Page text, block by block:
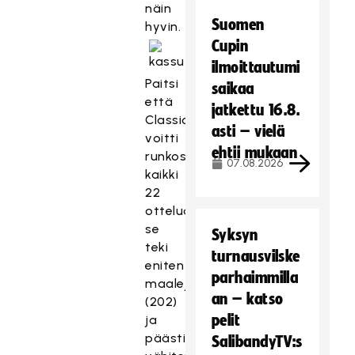
näin
hyvin.
Paitsi
että
Classic
voitti
runkosarjan
kaikki
22
otteluaan,
se
teki
eniten
maaleja
(202)
ja
päästi
Suomen
Cupin
ilmoittautumi
saikaa
jatkettu 16.8.
asti – vielä
ehtii mukaan
07.08.2026
Syksyn
turnausvilske
parhaimmilla
an – katso
pelit
SalibandyTV:s